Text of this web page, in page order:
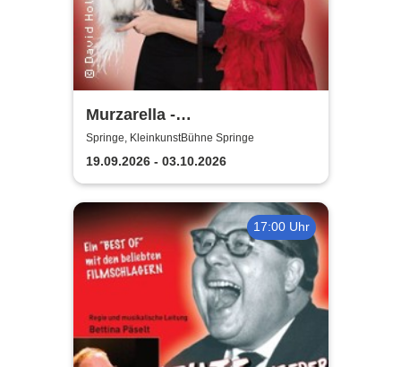
Murzarella -
Bauchgesänge...Best Of
Springe, KleinkunstBühne Springe
19.09.2026 - 03.10.2026
17:00 Uhr